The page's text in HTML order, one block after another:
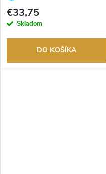
tovaru. Autorizovaný predajca.
€33,75
Skladom
DO KOŠÍKA